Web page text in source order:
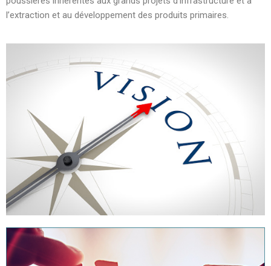
l’extraction et au développement des produits primaires.